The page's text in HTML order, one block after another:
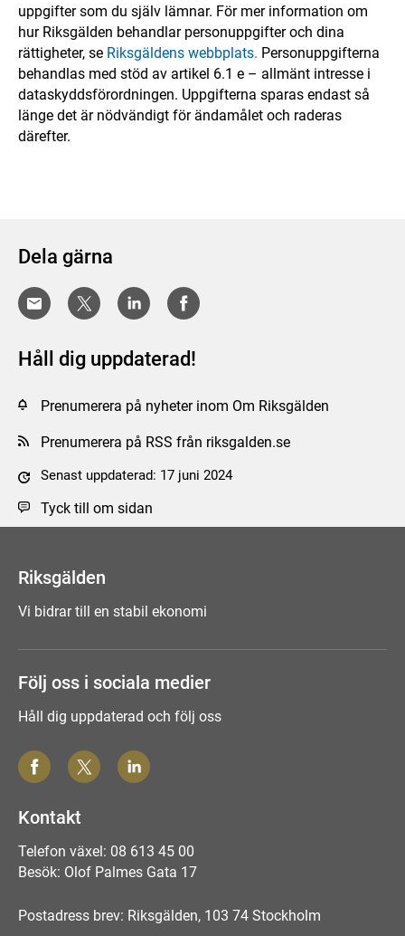
uppgifter som du själv lämnar. För mer information om
hur Riksgälden behandlar personuppgifter och dina
rättigheter, se Riksgäldens webbplats. Personuppgifterna
behandlas med stöd av artikel 6.1 e – allmänt intresse i
dataskyddsförordningen. Uppgifterna sparas endast så
länge det är nödvändigt för ändamålet och raderas
därefter.
Dela gärna
Håll dig uppdaterad!
Prenumerera på nyheter inom Om Riksgälden
Prenumerera på RSS från riksgalden.se
Senast uppdaterad: 17 juni 2024
Tyck till om sidan
Riksgälden
Vi bidrar till en stabil ekonomi
Följ oss i sociala medier
Håll dig uppdaterad och följ oss
Kontakt
Telefon växel: 08 613 45 00
Besök: Olof Palmes Gata 17
Postadress brev: Riksgälden, 103 74 Stockholm